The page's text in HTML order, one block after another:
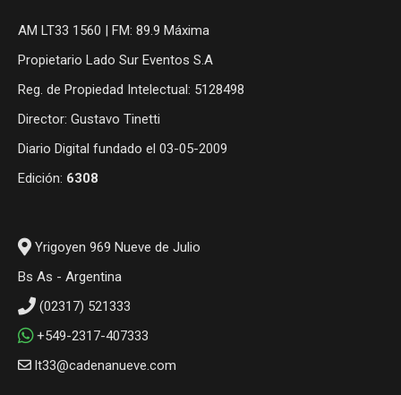
AM LT33 1560 | FM: 89.9 Máxima
Propietario Lado Sur Eventos S.A
Reg. de Propiedad Intelectual: 5128498
Director: Gustavo Tinetti
Diario Digital fundado el 03-05-2009
Edición: 6308
Yrigoyen 969 Nueve de Julio
Bs As - Argentina
(02317) 521333
+549-2317-407333
lt33@cadenanueve.com